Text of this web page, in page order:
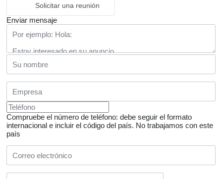
Solicitar una reunión
Enviar mensaje
Compruebe el número de teléfono: debe seguir el formato
internacional e incluir el código del país. No trabajamos con este
país